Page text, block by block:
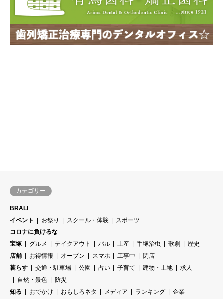
カテゴリー
BRALI
イベント
お祭り スクール・体験
スポーツ
コロナに負けるな
宝塚
グルメ テイクアウト バル 土産 手塚治虫 歌劇
歴史
店舗
お得情報 オープン スマホ 工事中
閉店
暮らす
交通・駐車場 公園 占い 子育て 建物・土地
求人
自然・景色
防災
知る
おでかけ おもしろネタ メディア ランキング
企業